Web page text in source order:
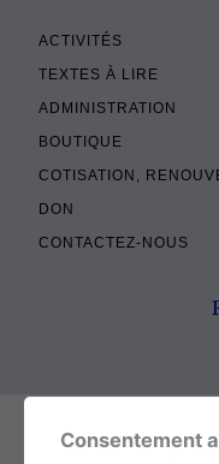
ACTIVITÉS
TEXTES À LIRE
ADMINISTRATION
BOUTIQUE
COTISATION,
DON
CONTACTEZ-NOUS
Consentement